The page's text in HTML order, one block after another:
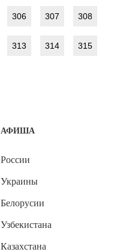
306 307 308
313 314 315
АФИША
России
Украины
Белорусии
Узбекистана
Казахстана